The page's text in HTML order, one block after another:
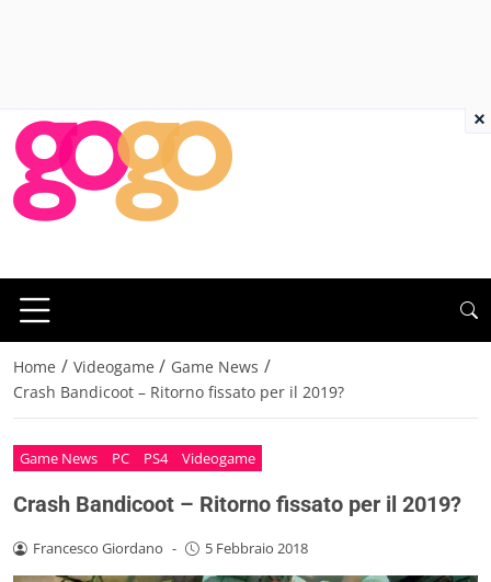
Home / Videogame / Game News /
Crash Bandicoot – Ritorno fissato per il 2019?
Game News PC PS4 Videogame
Crash Bandicoot – Ritorno fissato per il 2019?
Francesco Giordano - 5 Febbraio 2018
×